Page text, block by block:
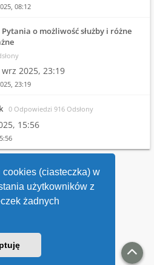
(ciasteczka) w
użytkowników z
żadnych
08:12
o możliwość służby i różne
wrz 2025, 23:19
23:19
0 Odpowiedzi 916 Odsłony
15:56
v118